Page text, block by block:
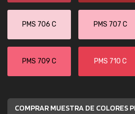
PMS 706 C PMS 707 C
PMS 709 C PMS 710 C
COMPRAR MUESTRA DE COLORES